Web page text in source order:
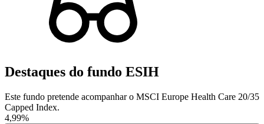
Destaques do fundo ESIH
Este fundo pretende acompanhar o MSCI Europe Health Care 20/35
Capped Index.
4,99%